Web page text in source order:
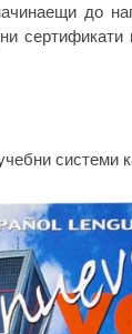
до
сертификати
системи